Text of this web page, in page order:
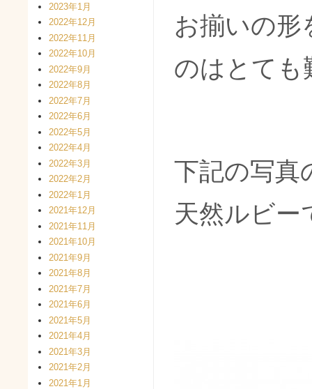
お揃いの形
のはとても
下記の写真
天然ルビー
2023年1月
2022年12月
2022年11月
2022年10月
2022年9月
2022年8月
2022年7月
2022年6月
2022年5月
2022年4月
2022年3月
2022年2月
2022年1月
2021年12月
2021年11月
2021年10月
2021年9月
2021年8月
2021年7月
2021年6月
2021年5月
2021年4月
2021年3月
2021年2月
2021年1月